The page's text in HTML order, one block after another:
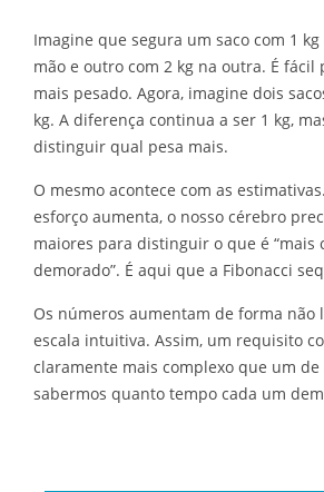
Imagine que segura um saco com 1
mão e outro com 2 kg na outra. É fácil
mais pesado. Agora, imagine dois
kg. A diferença continua a ser 1 kg,
distinguir qual pesa mais.
O mesmo acontece com as
esforço aumenta, o nosso cérebro
maiores para distinguir o que é “mais
demorado”. É aqui que a Fibonacci
Os números aumentam de forma não
escala intuitiva. Assim, um requisito
claramente mais complexo que um de
sabermos quanto tempo cada um